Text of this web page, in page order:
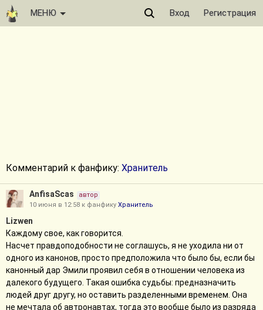
МЕНЮ Вход Регистрация
Комментарий к фанфику: Хранитель
AnfisaScas
автор
10 июня в 12:58 к фанфику Хранитель
Lizwen
Каждому свое, как говорится.
Насчет правдоподобности не соглашусь, я не уходила ни от
одного из канонов, просто предположила что было бы, если бы
канонный дар Эмили проявил себя в отношении человека из
далекого будущего. Такая ошибка судьбы: предназначить
людей друг другу, но оставить разделенными временем. Она
не мечтала об автронавтах, тогда это вообще было из разряда